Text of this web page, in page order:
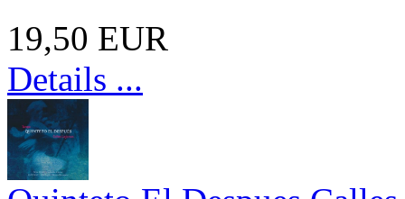
19,50 EUR
Details ...